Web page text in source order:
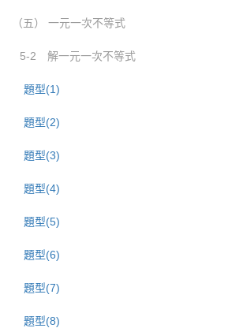
（五） 一元一次不等式
5-2 解一元一次不等式
題型(1)
題型(2)
題型(3)
題型(4)
題型(5)
題型(6)
題型(7)
題型(8)